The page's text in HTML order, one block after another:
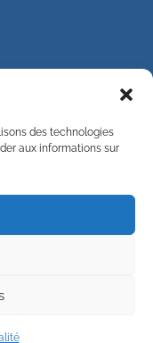
des technologies
aux informations sur